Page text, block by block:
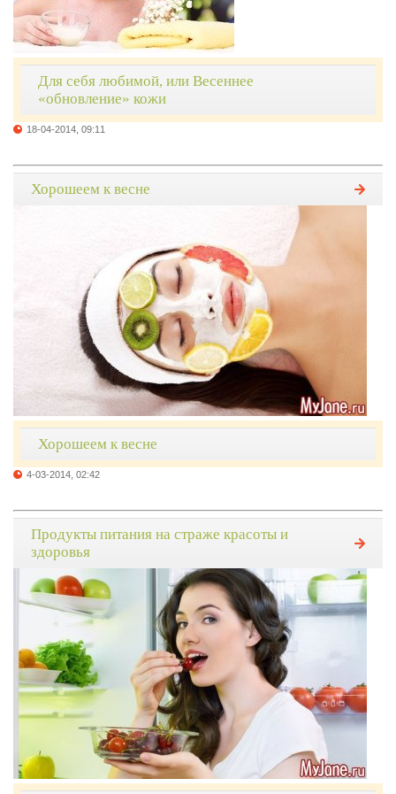
Для себя любимой, или Весеннее
«обновление» кожи
18-04-2014, 09:11
Хорошеем к весне
Хорошеем к весне
4-03-2014, 02:42
Продукты питания на страже красоты и
здоровья